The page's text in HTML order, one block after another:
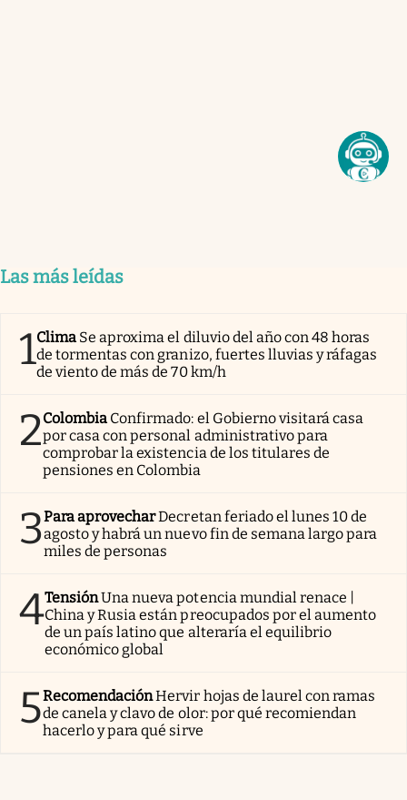
Las más leídas
1Clima Se aproxima el diluvio del año con 48 horas
de tormentas con granizo, fuertes lluvias y ráfagas
de viento de más de 70 km/h
2Colombia Confirmado: el Gobierno visitará casa
por casa con personal administrativo para
comprobar la existencia de los titulares de
pensiones en Colombia
3Para aprovecharDecretan feriado el lunes 10 de
agosto y habrá un nuevo fin de semana largo para
miles de personas
4TensiónUna nueva potencia mundial renace |
China y Rusia están preocupados por el aumento
de un país latino que alteraría el equilibrio
económico global
5RecomendaciónHervir hojas de laurel con ramas
de canela y clavo de olor: por qué recomiendan
hacerlo y para qué sirve